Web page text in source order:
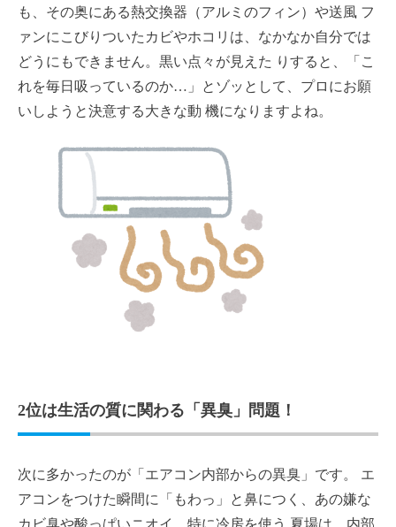
も、その奥にある熱交換器（アルミのフィン）や送風 フ
ァンにこびりついたカビやホコリは、なかなか自分では
どうにもできません。黒い点々が見えた りすると、「こ
れを毎日吸っているのか…」とゾッとして、プロにお願
いしようと決意する大きな動 機になりますよね。
2位は生活の質に関わる「異臭」問題！
次に多かったのが「エアコン内部からの異臭」です。 エ
アコンをつけた瞬間に「もわっ」と鼻につく、あの嫌な